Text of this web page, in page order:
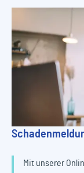
Mit unserer